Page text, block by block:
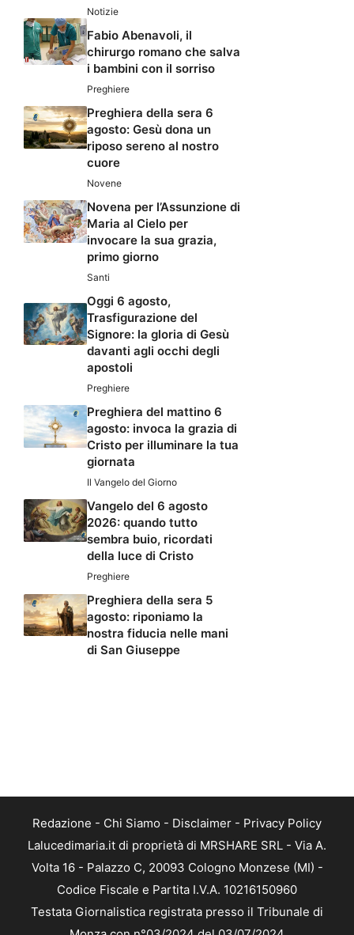
Notizie
Fabio Abenavoli, il
chirurgo romano che salva
i bambini con il sorriso
Preghiere
Preghiera della sera 6
agosto: Gesù dona un
riposo sereno al nostro
cuore
Novene
Novena per l’Assunzione di
Maria al Cielo per
invocare la sua grazia,
primo giorno
Santi
Oggi 6 agosto,
Trasfigurazione del
Signore: la gloria di Gesù
davanti agli occhi degli
apostoli
Preghiere
Preghiera del mattino 6
agosto: invoca la grazia di
Cristo per illuminare la tua
giornata
Il Vangelo del Giorno
Vangelo del 6 agosto
2026: quando tutto
sembra buio, ricordati
della luce di Cristo
Preghiere
Preghiera della sera 5
agosto: riponiamo la
nostra fiducia nelle mani
di San Giuseppe
Redazione - Chi Siamo - Disclaimer - Privacy Policy
Lalucedimaria.it di proprietà di MRSHARE SRL - Via A.
Volta 16 - Palazzo C, 20093 Cologno Monzese (MI) -
Codice Fiscale e Partita I.V.A. 10216150960
Testata Giornalistica registrata presso il Tribunale di